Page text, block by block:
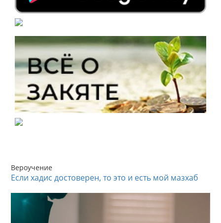
Вероучение
Если хадис достоверен, то это и есть мой мазхаб